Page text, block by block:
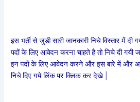
इस भर्ती से जुडी सारी जानकारी निचे विस्तार में
पदों के लिए आवेदन करना चाहते है तो निचे दी गयी
इन पदों के लिए आवेदन करने और इस बारे में और
निचे दिए गये लिंक पर क्लिक कर देखे |